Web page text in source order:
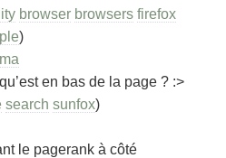
browser browsers firefox
)
en bas de la page ? :>
search sunfox)
le pagerank à côté